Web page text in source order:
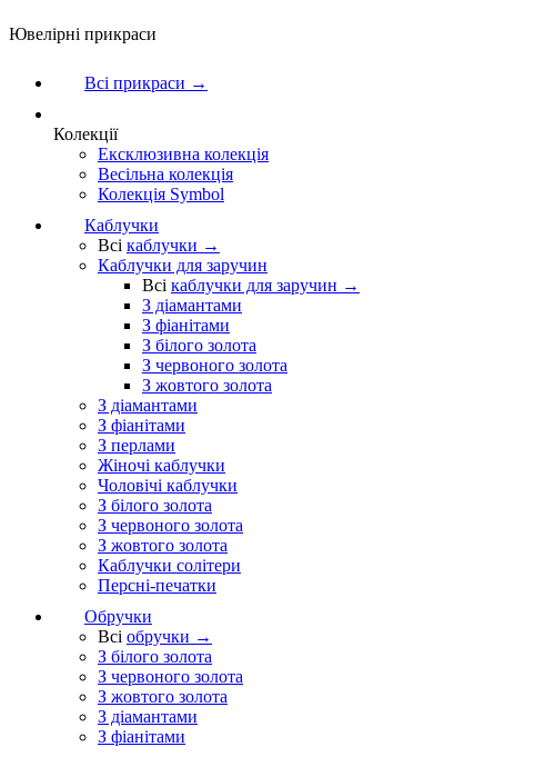
Ювелірні прикраси
Всі прикраси →
Колекції
Ексклюзивна колекція
Весільна колекція
Колекція Symbol
Каблучки
Всі каблучки →
Каблучки для заручин
Всі каблучки для заручин →
З діамантами
З фіанітами
З білого золота
З червоного золота
З жовтого золота
З діамантами
З фіанітами
З перлами
Жіночі каблучки
Чоловічі каблучки
З білого золота
З червоного золота
З жовтого золота
Каблучки солітери
Персні-печатки
Обручки
Всі обручки →
З білого золота
З червоного золота
З жовтого золота
З діамантами
З фіанітами